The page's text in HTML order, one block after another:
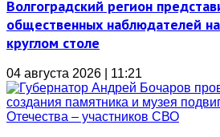
Волгоградский регион
общественных наблюдателей
круглом столе
04 августа 2026 | 11:21